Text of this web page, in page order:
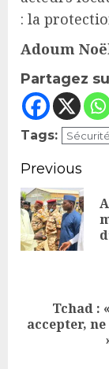
: la
Adoum
Partagez
Tags: Sécurité
Continue
Previous
Next
Tchad :
accepter,